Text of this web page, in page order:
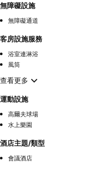
無障礙設施
無障礙通道
客房設施服務
浴室連淋浴
風筒
查看更多
運動設施
高爾夫球場
水上樂園
酒店主題/類型
會議酒店